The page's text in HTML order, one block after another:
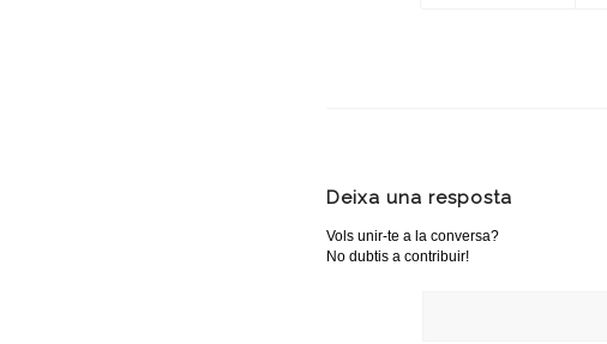
Deixa una resposta
Vols unir-te a la conversa?
No dubtis a contribuir!